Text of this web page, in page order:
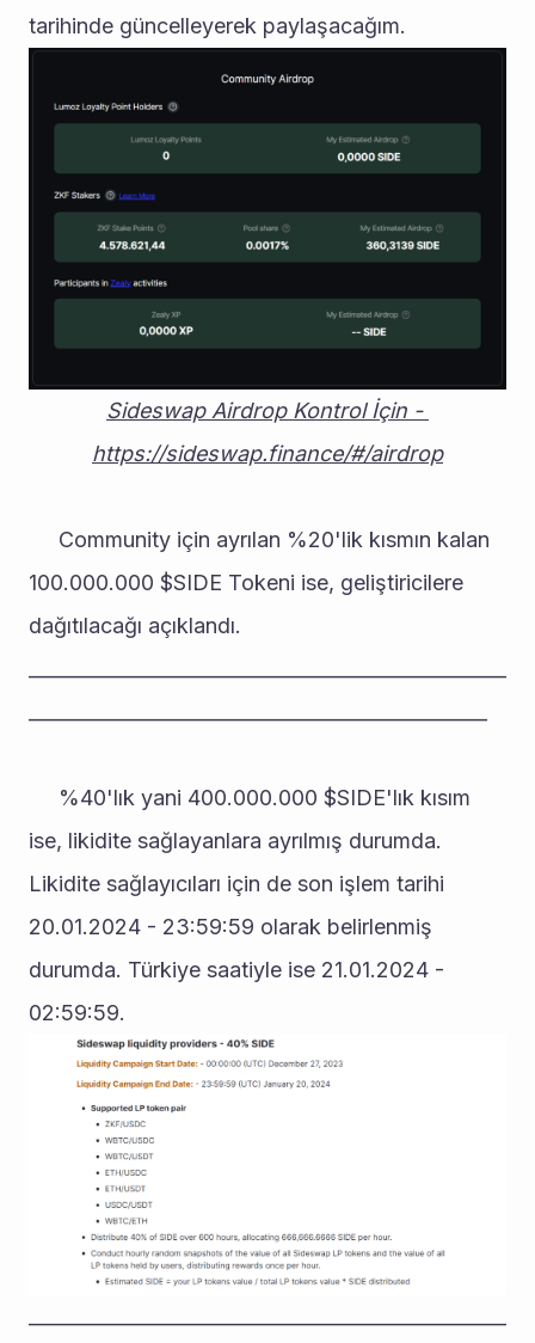
tarihinde güncelleyerek paylaşacağım.
Sideswap Airdrop Kontrol İçin -
https://sideswap.finance/#/airdrop
100.000.000 $SIDE Tokeni ise, geliştiricilere
dağıtılacağı açıklandı.
ise, likidite sağlayanlara ayrılmış durumda.
Likidite sağlayıcıları için de son işlem tarihi
20.01.2024 - 23:59:59 olarak belirlenmiş
durumda. Türkiye saatiyle ise 21.01.2024 -
02:59:59.
__________________________________________________